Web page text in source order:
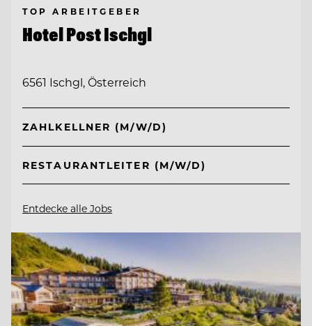
TOP ARBEITGEBER
Hotel Post Ischgl
6561 Ischgl, Österreich
ZAHLKELLNER (M/W/D)
RESTAURANTLEITER (M/W/D)
Entdecke alle Jobs